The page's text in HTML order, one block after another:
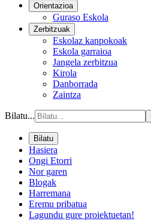
Orientazioa
Guraso Eskola
Zerbitzuak
Eskolaz kanpokoak
Eskola garraioa
Jangela zerbitzua
Kirola
Danborrada
Zaintza
Bilatu...
Bilatu
Hasiera
Ongi Etorri
Nor garen
Blogak
Harremana
Eremu pribatua
Lagundu gure proiektuetan!